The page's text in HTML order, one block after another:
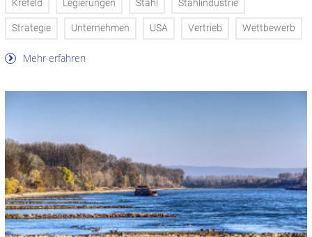
Krefeld Legierungen Stahl Stahlindustrie
Strategie Unternehmen USA Vertrieb Wettbewerb
Mehr erfahren